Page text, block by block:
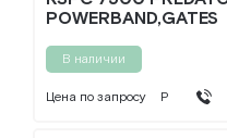
POWERBAND,GATES
В наличии
Цена по запросу Р